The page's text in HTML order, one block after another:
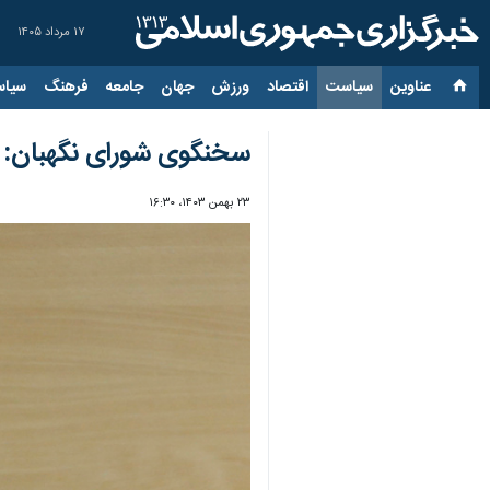
۱۷ مرداد ۱۴۰۵
عناوین‌ سیاست اقتصاد ورزش جهان جامعه فرهنگ
سخنگوی شورای نگهبان:
۲۳ بهمن ۱۴۰۳، ۱۶:۳۰